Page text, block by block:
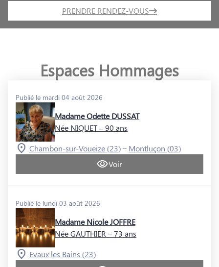
PRENDRE RENDEZ-VOUS
Espaces Hommages
Publié le mardi 04 août 2026
Madame Odette DUSSAT
Née NIQUET– 90 ans
Chambon-sur-Voueize (23)– Montluçon (03)
Voir
Publié le lundi 03 août 2026
Madame Nicole JOFFRE
Née GAUTHIER – 73 ans
Evaux les Bains (23)